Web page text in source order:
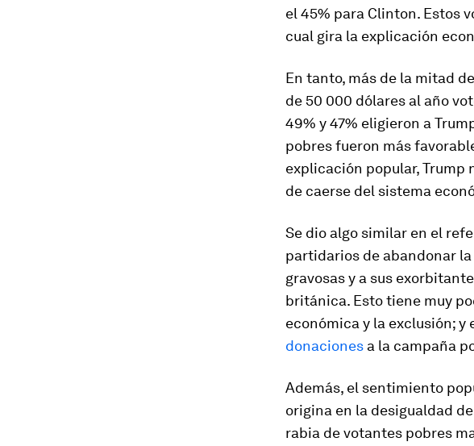
el 45% para Clinton. Estos
cual gira la explicación
En tanto, más de la mitad
de 50 000 dólares al año
49% y 47% eligieron a
pobres fueron más
explicación popular, Trump
de caerse del sistema
Se dio algo similar en el
partidarios de abandonar
gravosas y a sus
británica. Esto tiene muy
económica y la exclusión; y
donaciones a la campaña
Además, el sentimiento
origina en la desigualdad
rabia de votantes pobres